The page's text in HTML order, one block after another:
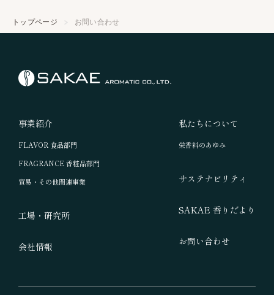
に必要な範囲内で開示する場合を除き、第三者へ開示いたし
5. 管理体制
当社は、お客様の個人情報保護のため、情報管理責任者や個
報の適切な管理に努めます。 また、業務に従事する者に対し
6. 安全管理措置
当社は、お客様からご提供いただいた個人情報に対して、不
対策を実施いたします。
トップページ お問い合わせ
事業紹介
FLAVOR 食品部門
FRAGRANCE 香粧品部門
貿易・その他関連事業
工場・研究所
会社情報
私たちについて
栄香料のあゆみ
サステナビリティ
SAKAE 香りだより
お問い合わせ